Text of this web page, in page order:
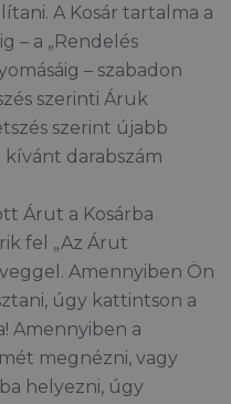
A Kosár tartalma a
– a „Rendelés
– szabadon
szerinti Áruk
szerint újabb
darabszám
Árut a Kosárba
fel „Az Árut
Amennyiben Ön
úgy kattintson a
Amennyiben a
megnézni, vagy
helyezni, úgy